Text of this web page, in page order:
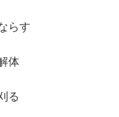
らす
体
る